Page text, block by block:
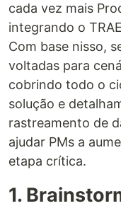
cada vez mais
integrando o
Com base nisso,
voltadas para
cobrindo todo o
solução e
rastreamento de
ajudar PMs a
etapa crítica.
1.